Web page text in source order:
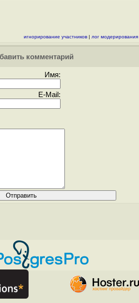
игнорирование участников | лог модерирования
комментарий
Имя:
E-Mail: